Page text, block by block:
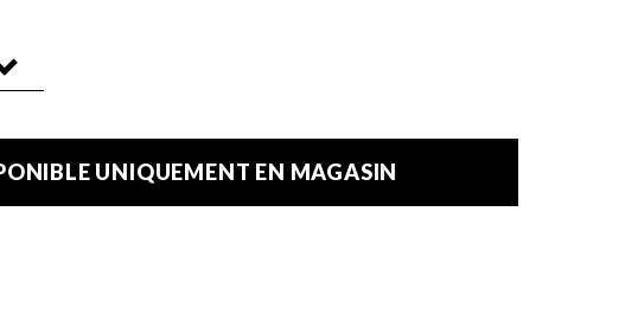
UNIQUEMENT EN MAGASIN